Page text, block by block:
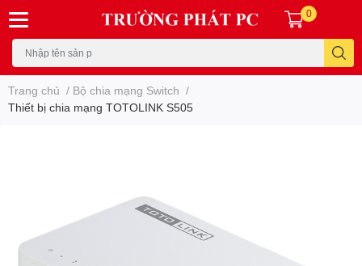
0
Trang chủ / Bộ chia mạng Switch /
Thiết bị chia mạng TOTOLINK S505